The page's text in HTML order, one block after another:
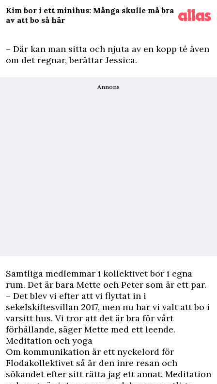
Kim bor i ett minihus: Många skulle må bra
av att bo så här
– Där kan man sitta och njuta av en kopp té även
om det regnar, berättar Jessica.
Annons
Samtliga medlemmar i kollektivet bor i egna
rum. Det är bara Mette och Peter som är ett par.
– Det blev vi efter att vi flyttat in i
sekelskiftesvillan 2017, men nu har vi valt att bo i
varsitt hus. Vi tror att det är bra för vårt
förhållande, säger Mette med ett leende.
Meditation och yoga
Om kommunikation är ett nyckelord för
Flodakollektivet så är den inre resan och
sökandet efter sitt rätta jag ett annat. Meditation